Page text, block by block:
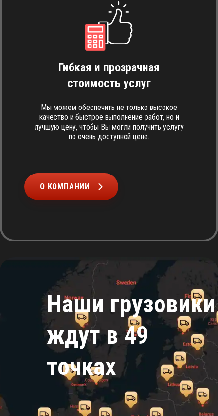
Гибкая и прозрачная
стоимость услуг
Мы можем обеспечить не только высокое
качество и быстрое выполнение работ, но и
лучшую цену, чтобы Вы могли получить услугу
по очень доступной цене.
О КОМПАНИИ
Наши грузовики
ждут в 49
точках